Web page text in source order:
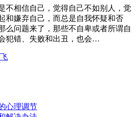
不相信自己，觉得自己不如别人，觉
和嫌弃自己，而总是自我怀疑和否
么问题来了，那些不自卑或者所谓自
犯错、失败和出丑，也会…
心理调节